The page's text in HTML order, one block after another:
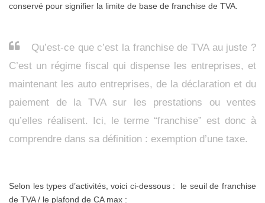
conservé pour signifier la limite de base de franchise de TVA.
Qu’est-ce que c’est la franchise de TVA au juste ?
C’est un régime fiscal qui dispense les entreprises, et
maintenant les auto entreprises, de la déclaration et du
paiement de la TVA sur les prestations ou ventes
qu’elles réalisent. Ici, le terme “franchise” est donc à
comprendre dans sa définition : exemption d’une taxe.
Selon les types d’activités, voici ci-dessous : le seuil de franchise
de TVA / le plafond de CA max :